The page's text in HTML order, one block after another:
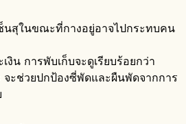
นสุในขณะที่กางอยู่อาจไปกระทบคน
งิน การพับเก็บจะดูเรียบร้อยกว่า
จะช่วยปกป้องซี่พัดและผืนพัดจากการ